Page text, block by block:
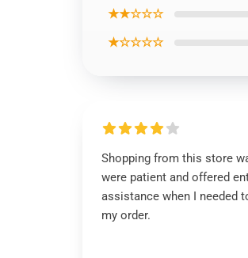
★★☆☆☆
★☆☆☆☆
Shopping from this store
were patient and offered
assistance when I needed
my order.